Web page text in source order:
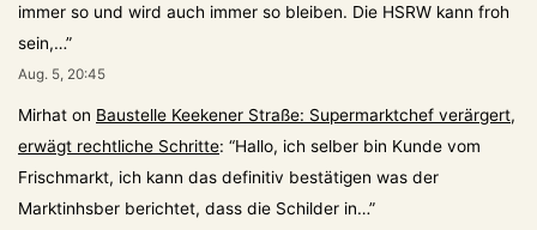
immer so und wird auch immer so bleiben. Die HSRW kann froh
sein,…”
Aug. 5, 20:45
Mirhat on Baustelle Keekener Straße: Supermarktchef verärgert,
erwägt rechtliche Schritte: “Hallo, ich selber bin Kunde vom
Frischmarkt, ich kann das definitiv bestätigen was der
Marktinhsber berichtet, dass die Schilder in…”